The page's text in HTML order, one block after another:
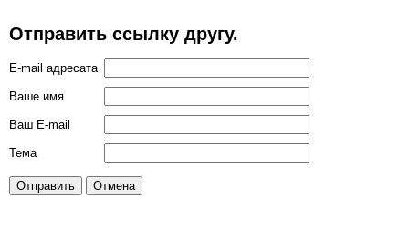
Отправить ссылку другу.
E-mail адресата
Ваше имя
Ваш E-mail
Тема
Отправить Отмена